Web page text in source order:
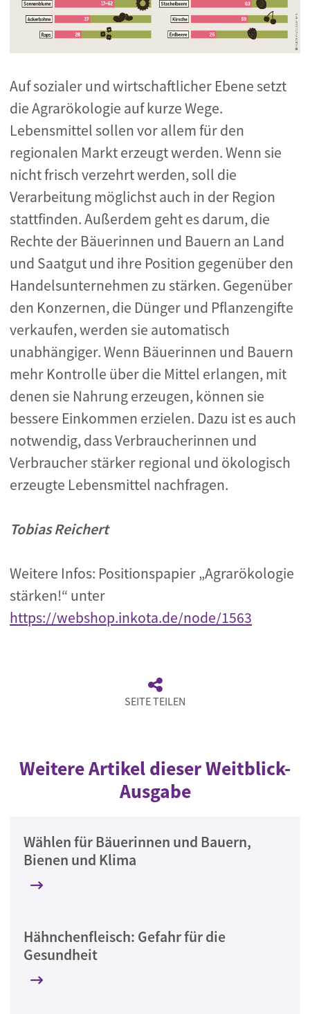
Auf sozialer und wirtschaftlicher Ebene setzt
die Agrarökologie auf kurze Wege.
Lebensmittel sollen vor allem für den
regionalen Markt erzeugt werden. Wenn sie
nicht frisch verzehrt werden, soll die
Verarbeitung möglichst auch in der Region
stattfinden. Außerdem geht es darum, die
Rechte der Bäuerinnen und Bauern an Land
und Saatgut und ihre Position gegenüber den
Handelsunternehmen zu stärken. Gegenüber
den Konzernen, die Dünger und Pflanzengifte
verkaufen, werden sie automatisch
unabhängiger. Wenn Bäuerinnen und Bauern
mehr Kontrolle über die Mittel erlangen, mit
denen sie Nahrung erzeugen, können sie
bessere Einkommen erzielen. Dazu ist es auch
notwendig, dass Verbraucherinnen und
Verbraucher stärker regional und ökologisch
erzeugte Lebensmittel nachfragen.
Tobias Reichert
Weitere Infos: Positionspapier „Agrarökologie
stärken!“ unter
https://webshop.inkota.de/node/1563
SEITE TEILEN
Weitere Artikel dieser Weitblick-
Ausgabe
Wählen für Bäuerinnen und Bauern,
Bienen und Klima
Hähnchenfleisch: Gefahr für die
Gesundheit